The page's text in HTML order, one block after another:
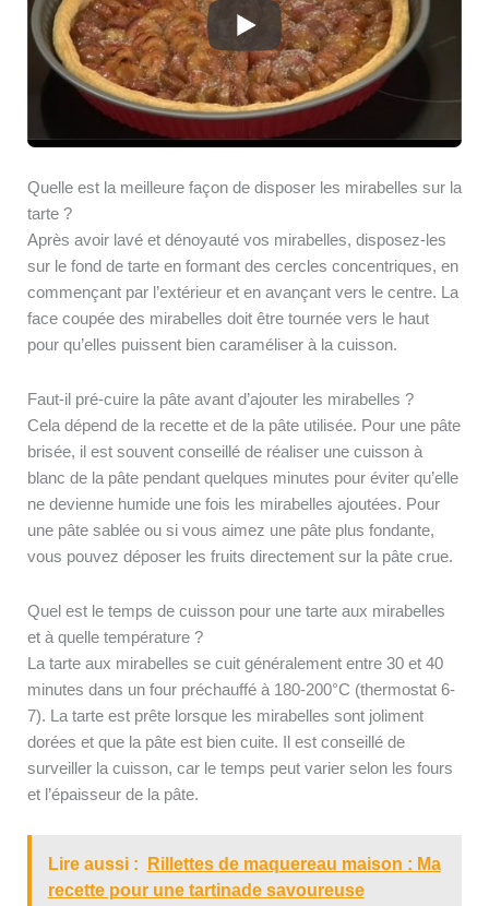
Quelle est la meilleure façon de disposer les mirabelles sur la
tarte ?
Après avoir lavé et dénoyauté vos mirabelles, disposez-les
sur le fond de tarte en formant des cercles concentriques, en
commençant par l’extérieur et en avançant vers le centre. La
face coupée des mirabelles doit être tournée vers le haut
pour qu’elles puissent bien caraméliser à la cuisson.
Faut-il pré-cuire la pâte avant d’ajouter les mirabelles ?
Cela dépend de la recette et de la pâte utilisée. Pour une pâte
brisée, il est souvent conseillé de réaliser une cuisson à
blanc de la pâte pendant quelques minutes pour éviter qu’elle
ne devienne humide une fois les mirabelles ajoutées. Pour
une pâte sablée ou si vous aimez une pâte plus fondante,
vous pouvez déposer les fruits directement sur la pâte crue.
Quel est le temps de cuisson pour une tarte aux mirabelles
et à quelle température ?
La tarte aux mirabelles se cuit généralement entre 30 et 40
minutes dans un four préchauffé à 180-200°C (thermostat 6-
7). La tarte est prête lorsque les mirabelles sont joliment
dorées et que la pâte est bien cuite. Il est conseillé de
surveiller la cuisson, car le temps peut varier selon les fours
et l’épaisseur de la pâte.
Lire aussi :
Rillettes de maquereau maison : Ma
recette pour une tartinade savoureuse